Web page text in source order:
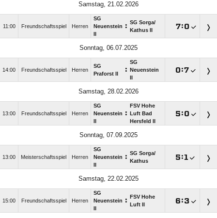
Samstag, 21.02.2026
11:00 Freundschaftsspiel Herren
SG
Neuenstein : SG Sorga/​
Kathus II
:
Sonntag, 06.07.2025
14:00 Freundschaftsspiel Herren
SG
Praforst II
:
SG
Neuenstein
:
Samstag, 28.02.2026
13:00 Freundschaftsspiel Herren
SG
Neuenstein :
FSV Hohe
Luft Bad
Hersfeld II
:
Sonntag, 07.09.2025
13:00 Meisterschaftsspiel Herren
SG
Neuenstein : SG Sorga/​
Kathus
:
Samstag, 22.02.2025
15:00 Freundschaftsspiel Herren
SG
Neuenstein :
FSV Hohe
Luft II
: